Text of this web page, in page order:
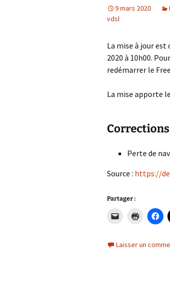
9 mars 2020
vdsl
La mise à jour est
2020 à 10h00.
redémarrer le
La mise apporte
Corrections
Perte de
Source : https://
Partager :
Laisser un